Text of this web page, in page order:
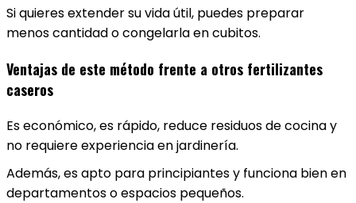
Si quieres extender su vida útil, puedes preparar
menos cantidad o congelarla en cubitos.
Ventajas de este método frente a otros fertilizantes
caseros
Es económico, es rápido, reduce residuos de cocina y
no requiere experiencia en jardinería.
Además, es apto para principiantes y funciona bien en
departamentos o espacios pequeños.